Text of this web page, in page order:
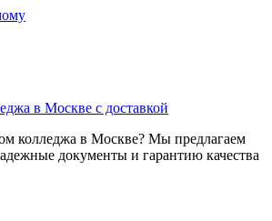
в Москве с доставкой
колледжа в Москве? Мы предлагаем
документы и гарантию качества